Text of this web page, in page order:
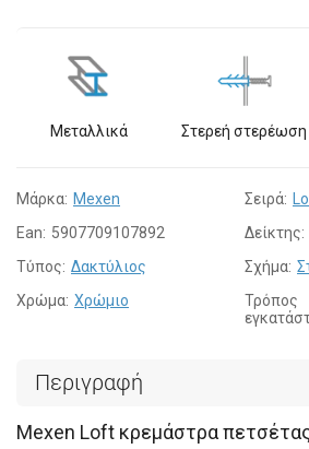
Μεταλλικά Στερεή στερέωση
Μάρκα: Mexen Σειρά:
Ean: 5907709107892 Δείκτης:
Τύπος: Δακτύλιος Σχήμα:
Χρώμα: Χρώμιο
Τρόπος
Περιγραφή
Mexen Loft κρεμάστρα